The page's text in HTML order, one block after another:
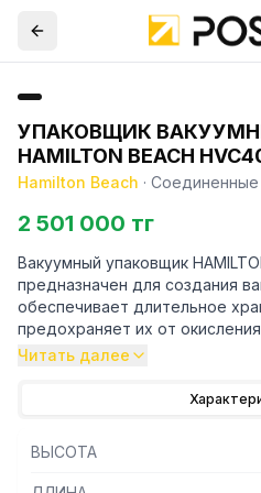
УПАКОВЩИК
HAMILTON BEACH
Hamilton Beach ·
2 501 000 тг
Вакуумный упаковщик
предназначен для создания
обеспечивает длительное
предохраняет их от
для вакуумной упаковки мяса,
использования, баров,
– Корпус из нержавеющей
Читать далее
ВЫСОТА